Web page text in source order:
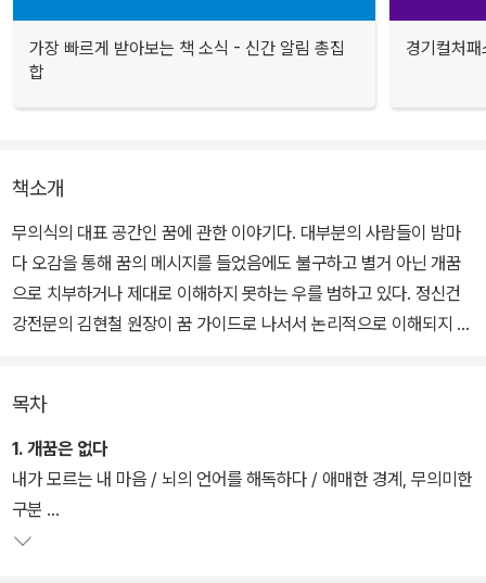
가장 빠르게 받아보는 책 소식 - 신간 알림 총집
합
경기컬처
책소개
무의식의 대표 공간인 꿈에 관한 이야기다. 대부분의 사람들이 밤마
다 오감을 통해 꿈의 메시지를 들었음에도 불구하고 별거 아닌 개꿈
으로 치부하거나 제대로 이해하지 못하는 우를 범하고 있다. 정신건
강전문의 김현철 원장이 꿈 가이드로 나서서 논리적으로 이해되지 않
김현철 원장의 통역에 따르면, 꿈은 억압된 우리의 욕망이 변환되어
나타난다고 한다. 일상에서 특정 감정이나 생각을 지나치게 폄하해왔
다면 꿈은 반대의 모습을 보여줌으로써 내면의 균형을 꾀하는 것이
다. 일례로 꿈에서 이가 빠지는 것은 단순히 누군가의 죽음을 의미하
는 것이 아니라 현재 자신의 모습에 의구심이 들거나 정체성에 혼란
목차
1. 개꿈은 없다
내가 모르는 내 마음 / 뇌의 언어를 해독하다 / 애매한 경계, 무의미한
구분